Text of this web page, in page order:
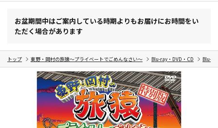
お盆期間中はご案内している時期よりもお届けにお時間をい
ただく場合があります
トップ 東野・岡村の旅猿～プライベートでごめんなさい～ Blu-ray・DVD・CD Blu-